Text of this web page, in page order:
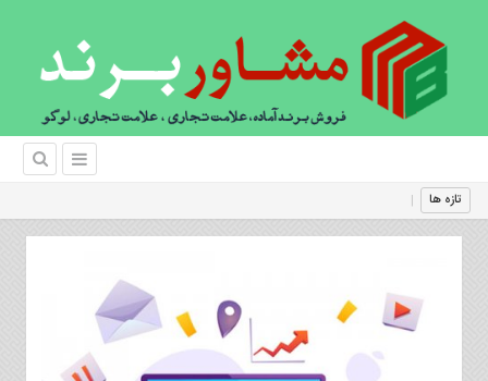
تازه ها فروش برند منحصر؛